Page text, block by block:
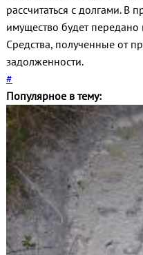
рассчитаться с долгами. В
имущество будет
Средства, полученные от
задолженности.
#
Популярное в тему: